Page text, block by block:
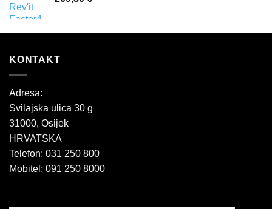
KONTAKT
Adresa:
Svilajska ulica 30 g
31000, Osijek
HRVATSKA
Telefon: 031 250 800
Mobitel: 091 250 8000